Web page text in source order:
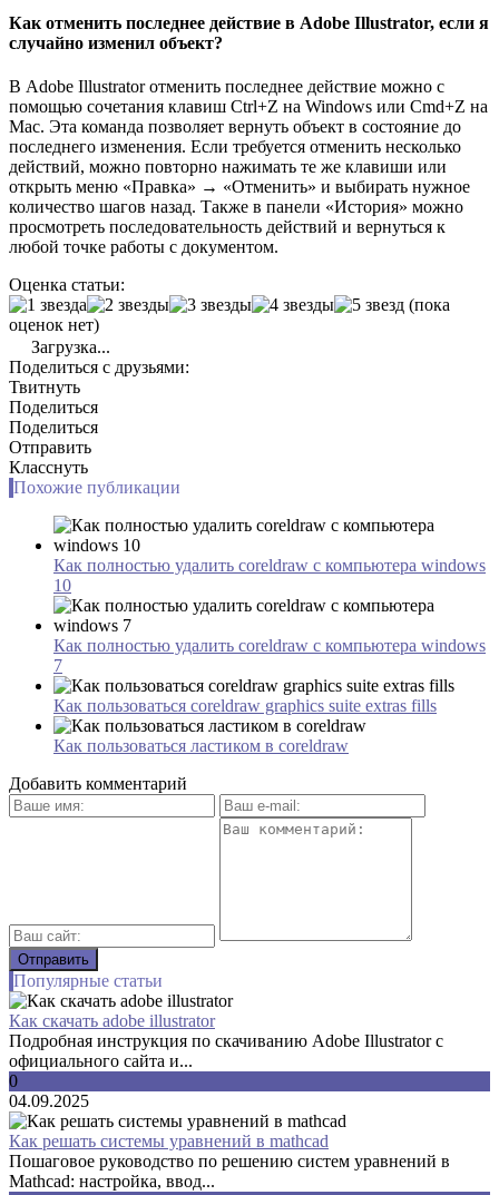
Как отменить последнее действие в Adobe Illustrator, если я
случайно изменил объект?
В Adobe Illustrator отменить последнее действие можно с
помощью сочетания клавиш Ctrl+Z на Windows или Cmd+Z на
Mac. Эта команда позволяет вернуть объект в состояние до
последнего изменения. Если требуется отменить несколько
действий, можно повторно нажимать те же клавиши или
открыть меню «Правка» → «Отменить» и выбирать нужное
количество шагов назад. Также в панели «История» можно
просмотреть последовательность действий и вернуться к
любой точке работы с документом.
Оценка статьи:
(пока
оценок нет)
Загрузка...
Поделиться с друзьями:
Твитнуть
Поделиться
Поделиться
Отправить
Класснуть
Похожие публикации
Как полностью удалить coreldraw с компьютера windows
10
Как полностью удалить coreldraw с компьютера windows
7
Как пользоваться coreldraw graphics suite extras fills
Как пользоваться ластиком в coreldraw
Добавить комментарий
Популярные статьи
Как скачать adobe illustrator
Подробная инструкция по скачиванию Adobe Illustrator с
официального сайта и...
0
04.09.2025
Как решать системы уравнений в mathcad
Пошаговое руководство по решению систем уравнений в
Mathcad: настройка, ввод...